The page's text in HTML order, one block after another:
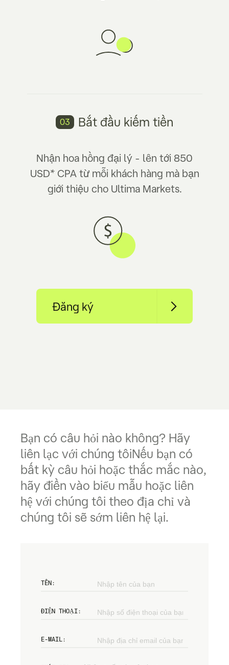
03 Bắt đầu kiếm tiền
Nhận hoa hồng đại lý - lên tới 850
USD* CPA từ mỗi khách hàng mà bạn
giới thiệu cho Ultima Markets.
Đăng ký
Bạn có câu hỏi nào không? Hãy
liên lạc với chúng tôiNếu bạn có
bất kỳ câu hỏi hoặc thắc mắc nào,
hãy điền vào biểu mẫu hoặc liên
hệ với chúng tôi theo địa chỉ và
chúng tôi sẽ sớm liên hệ lại.
TÊN:
ĐIỆN THOẠI:
E-MAIL: